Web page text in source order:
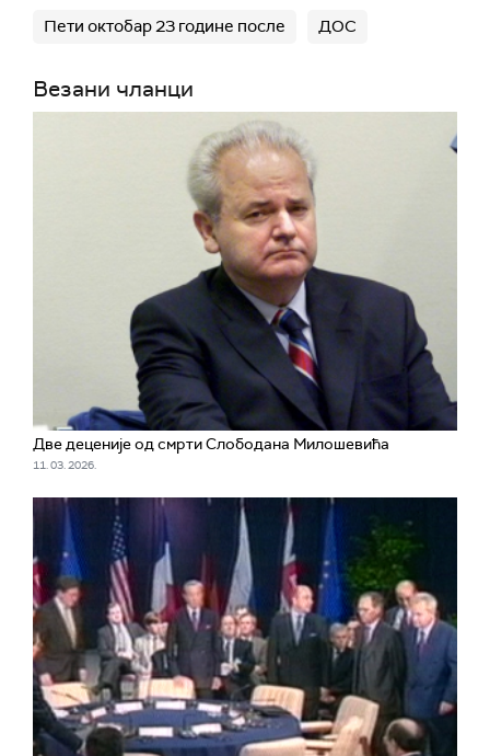
Пети октобар 23 године после ДОС
Везани чланци
Две деценије од смрти Слободана Милошевића
11. 03. 2026.